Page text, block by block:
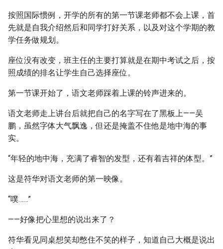
按照国际惯例，开学的所有的第一节课老师都不会上课，首
先就是自我介绍然后和同学打好关系，以及对这个学期的教
学任务做规划。
座位没有改变，班主任的主要打算就是在期中考试之后，按
照成绩的排名让学生自己选择座位。
第一节课开始了，语文老师踩着上课的铃声进来的。
语文老师走上讲台后就把自己的名字写在了黑板上——吴
鹏，虽然字体大气飘逸，但还是掩盖不住他是地中海的事
实。
“年轻的地中海，充满了睿智的发型，还有着吉祥的体型。”
这是符华对语文老师的第一映像。
“噗……”
——好像把心里想的说出来了？
符华看见同桌想笑却憋住不笑的样子，知道自己大概是说出